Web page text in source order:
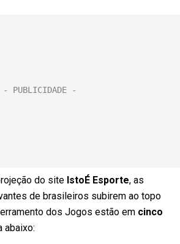
do site IstoÉ Esporte, as
de brasileiros subirem ao topo
dos Jogos estão em cinco
abaixo: